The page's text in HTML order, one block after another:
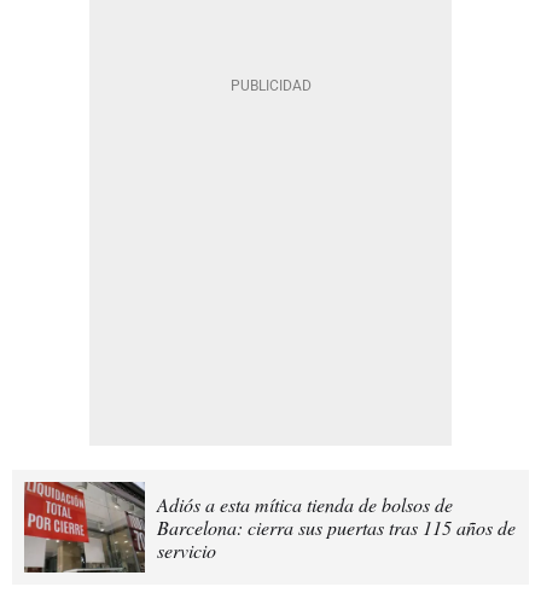
Adiós a esta mítica tienda de bolsos de
Barcelona: cierra sus puertas tras 115 años de
servicio